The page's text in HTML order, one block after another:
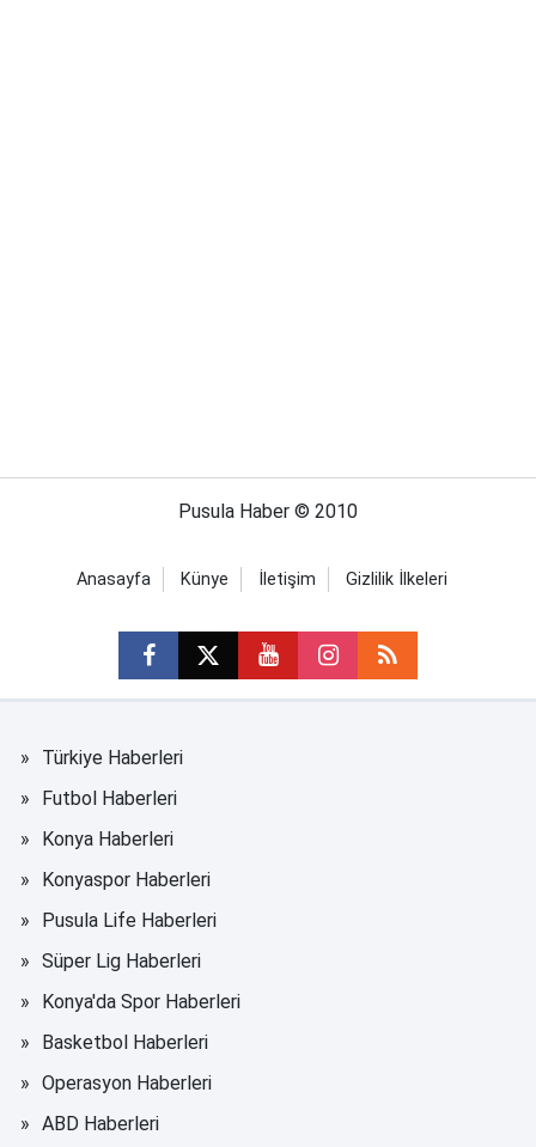
Pusula Haber © 2010
Anasayfa Künye İletişim Gizlilik İlkeleri
Türkiye Haberleri
Futbol Haberleri
Konya Haberleri
Konyaspor Haberleri
Pusula Life Haberleri
Süper Lig Haberleri
Konya'da Spor Haberleri
Basketbol Haberleri
Operasyon Haberleri
ABD Haberleri